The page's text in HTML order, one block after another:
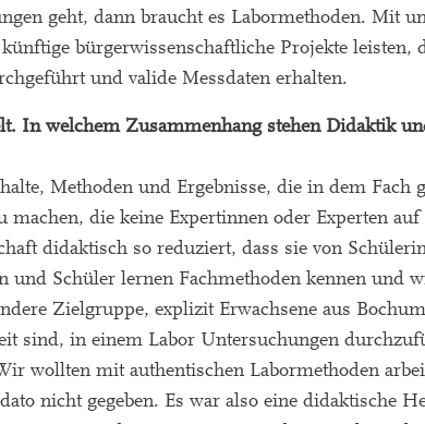
geht, dann braucht es Labormethoden. Mit
bürgerwissenschaftliche Projekte leisten,
und valide Messdaten erhalten.
In welchem Zusammenhang stehen Didaktik
Methoden und Ergebnisse, die in dem Fach
die keine Expertinnen oder Experten
didaktisch so reduziert, dass sie von
Schüler lernen Fachmethoden kennen und
Zielgruppe, explizit Erwachsene aus
sind, in einem Labor Untersuchungen
wollten mit authentischen Labormethoden
nicht gegeben. Es war also eine didaktische